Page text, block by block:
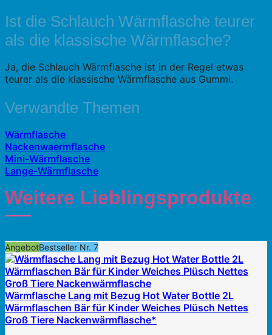
Ist die Schlauch Wärmflasche teurer
als die klassische Wärmflasche?
Ja, die Schlauch Wärmflasche ist in der Regel etwas
teurer als die klassische Wärmflasche aus Gummi.
Verwandte Themen
Wärmflasche
Nackenwaermflasche
Mini-Wärmflasche
Lange-Wärmflasche
Weitere Lieblingsprodukte
AngebotBestseller Nr. 7
Wärmflasche Lang mit Bezug Hot Water Bottle 2L
Wärmflaschen Bär für Kinder Weiches Plüsch Nettes
Groß Tiere Nackenwärmflasche*